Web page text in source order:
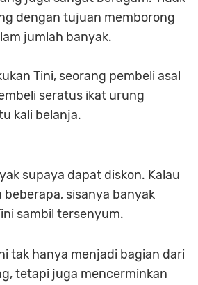
dengan tujuan memborong
jumlah banyak.
Tini, seorang pembeli asal
seratus ikat urung
kali belanja.
supaya dapat diskon. Kalau
sisanya banyak
sambil tersenyum.
tak hanya menjadi bagian dari
tetapi juga mencerminkan